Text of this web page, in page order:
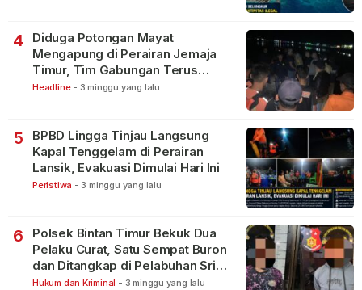
4
Diduga Potongan Mayat
Mengapung di Perairan Jemaja
Timur, Tim Gabungan Terus
Lakukan Pencarian
Headline - 3 minggu yang lalu
5
BPBD Lingga Tinjau Langsung
Kapal Tenggelam di Perairan
Lansik, Evakuasi Dimulai Hari Ini
Peristiwa - 3 minggu yang lalu
6
Polsek Bintan Timur Bekuk Dua
Pelaku Curat, Satu Sempat Buron
dan Ditangkap di Pelabuhan Sri
Bintan Pura
Hukum dan Kriminal - 3 minggu yang lalu